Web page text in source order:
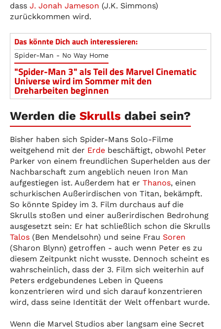
dass J. Jonah Jameson (J.K. Simmons)
zurückkommen wird.
Das könnte Dich auch interessieren:
Spider-Man - No Way Home
"Spider-Man 3" als Teil des Marvel Cinematic
Universe wird im Sommer mit den
Dreharbeiten beginnen
Werden die Skrulls dabei sein?
Bisher haben sich Spider-Mans Solo-Filme
weitgehend mit der Erde beschäftigt, obwohl Peter
Parker von einem freundlichen Superhelden aus der
Nachbarschaft zum angeblich neuen Iron Man
aufgestiegen ist. Außerdem hat er Thanos, einen
schurkischen Außerirdischen von Titan, bekämpft.
So könnte Spidey im 3. Film durchaus auf die
Skrulls stoßen und einer außerirdischen Bedrohung
ausgesetzt sein: Er hat schließlich schon die Skrulls
Talos (Ben Mendelsohn) und seine Frau Soren
(Sharon Blynn) getroffen - auch wenn Peter es zu
diesem Zeitpunkt nicht wusste. Dennoch scheint es
wahrscheinlich, dass der 3. Film sich weiterhin auf
Peters erdgebundenes Leben in Queens
konzentrieren wird und sich darauf konzentrieren
wird, dass seine Identität der Welt offenbart wurde.
Wenn die Marvel Studios aber langsam eine Secret